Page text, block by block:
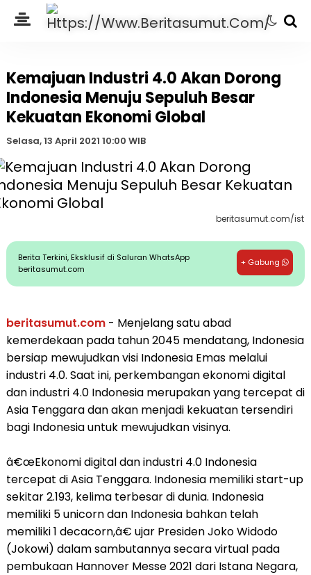
Kemajuan Industri 4.0 Akan Dorong
Indonesia Menuju Sepuluh Besar
Kekuatan Ekonomi Global
Selasa, 13 April 2021 10:00 WIB
beritasumut.com/ist
Berita Terkini, Eksklusif di Saluran WhatsApp
beritasumut.com
+ Gabung
beritasumut.com- Menjelang satu abad
kemerdekaan pada tahun 2045 mendatang, Indonesia
bersiap mewujudkan visi Indonesia Emas melalui
industri 4.0. Saat ini, perkembangan ekonomi digital
dan industri 4.0 Indonesia merupakan yang tercepat di
Asia Tenggara dan akan menjadi kekuatan tersendiri
bagi Indonesia untuk mewujudkan visinya.
â€œEkonomi digital dan industri 4.0 Indonesia
tercepat di Asia Tenggara. Indonesia memiliki start-up
sekitar 2.193, kelima terbesar di dunia. Indonesia
memiliki 5 unicorn dan Indonesia bahkan telah
memiliki 1 decacorn,â€ ujar Presiden Joko Widodo
(Jokowi) dalam sambutannya secara virtual pada
pembukaan Hannover Messe 2021 dari Istana Negara,